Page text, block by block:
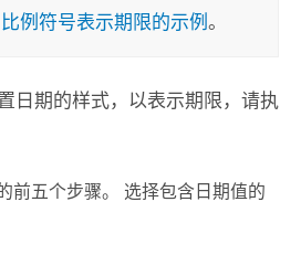
例符号表示期限的示例。
日期的样式，以表示期限，请执
前五个步骤。 选择包含日期值的